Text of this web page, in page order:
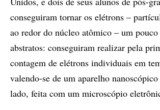
conseguiram tornar os elétrons –
ao redor do núcleo atômico – um pouco
abstratos: conseguiram realizar pela
contagem de elétrons individuais em
valendo-se de um aparelho
lado, feita com um microscópio